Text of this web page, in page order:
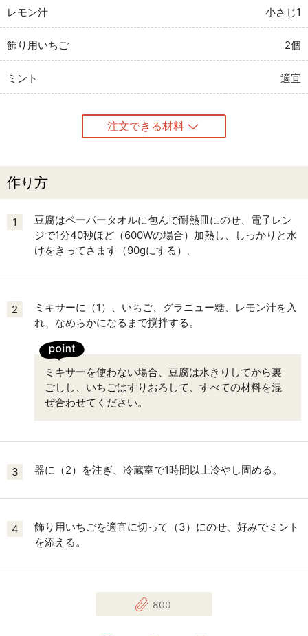
レモン汁 小さじ1
飾り用いちご 2個
ミント 適宜
注文できる材料
作り方
1
豆腐はペーパータオルに包んで耐熱皿にのせ、電子レン
ジで1分40秒ほど（600Wの場合）加熱し、しっかりと水
けをきってさます（90gにする）。
2
ミキサーに（1）、いちご、グラニュー糖、レモン汁を入
れ、なめらかになるまで撹拌する。
ミキサーを使わない場合、豆腐は水きりしてから裏
ごしし、いちごはすりおろして、すべての材料を混
ぜ合わせてください。
3 器に（2）を注ぎ、冷蔵室で1時間以上冷やし固める。
4
飾り用いちごを適宜に切って（3）にのせ、好みでミント
を添える。
800